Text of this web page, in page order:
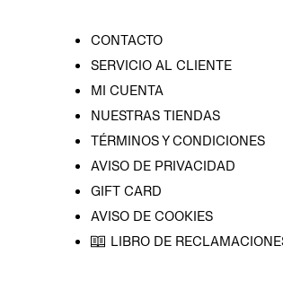
CONTACTO
SERVICIO AL CLIENTE
MI CUENTA
NUESTRAS TIENDAS
TÉRMINOS Y CONDICIONES
AVISO DE PRIVACIDAD
GIFT CARD
AVISO DE COOKIES
LIBRO DE